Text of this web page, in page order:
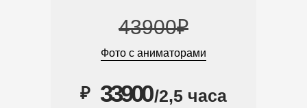
43900₽
Фото с аниматорами
₽ 33900/2,5 часа